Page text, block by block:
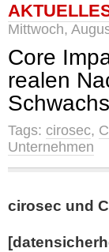
Mittwoch,
Core
realen
Tags: cirosec,
Unternehmen
cirosec und